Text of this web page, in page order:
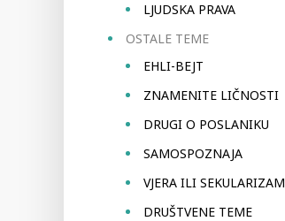
LJUDSKA PRAVA
OSTALE TEME
EHLI-BEJT
ZNAMENITE LIČNOSTI
DRUGI O POSLANIKU
SAMOSPOZNAJA
VJERA ILI SEKULARIZAM
DRUŠTVENE TEME